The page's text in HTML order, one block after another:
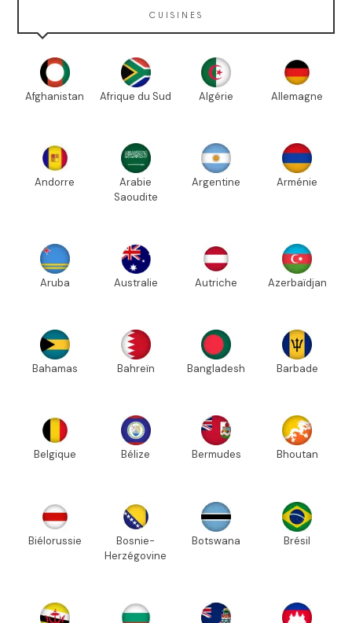
CUISINES
Afghanistan Afrique du Sud Algérie Allemagne
Andorre
Arabie
Saoudite
Argentine Arménie
Aruba Australie Autriche Azerbaïdjan
Bahamas Bahreïn Bangladesh Barbade
Belgique Bélize Bermudes Bhoutan
Biélorussie
Bosnie-
Herzégovine
Botswana Brésil